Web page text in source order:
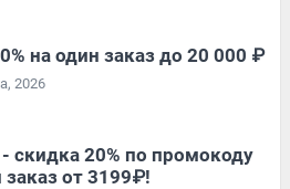
на один заказ до 20 000 ₽
2026
- скидка 20% по промокоду
от 3199₽!